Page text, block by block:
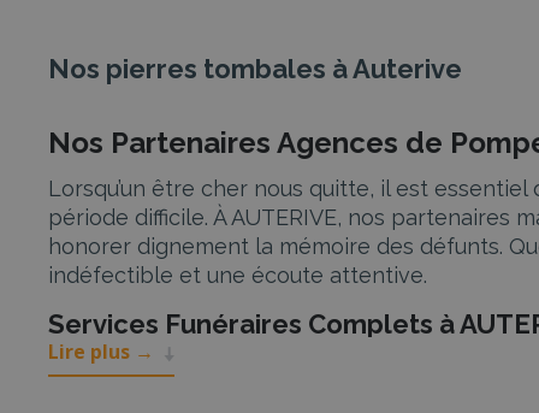
Nos pierres tombales à Auterive
Nos Partenaires Agences de
Lorsqu’un être cher nous quitte, il est
période difficile. À AUTERIVE, nos
honorer dignement la mémoire des défunts.
indéfectible et une écoute attentive.
Services Funéraires Complets à
Nos partenaires à AUTERIVE proposent une
Lire plus →